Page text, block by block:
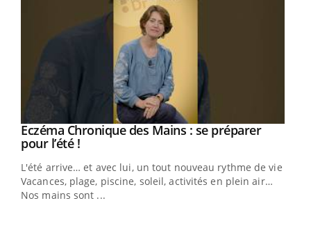
Youtube
Eczéma Chronique des Mains : se préparer
pour l’été !Youtube
L'été arrive… et avec lui, un tout nouveau rythme de vie !
Vacances, plage, piscine, soleil, activités en plein air…
Nos mains sont ...